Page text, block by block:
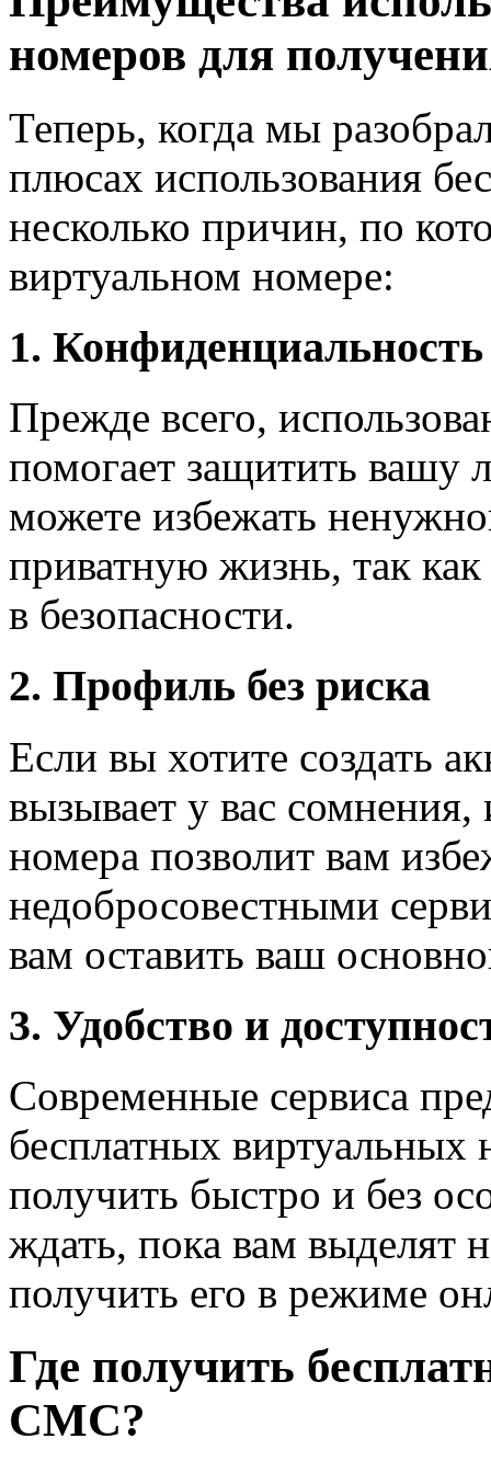
номеров для
Теперь, когда мы
плюсах использования
несколько причин, по
виртуальном номере:
1. Конфиденциальность
Прежде всего,
помогает защитить
можете избежать
приватную жизнь, так
в безопасности.
2. Профиль без риска
Если вы хотите создать
вызывает у вас сомнения,
номера позволит вам
недобросовестными
вам оставить ваш
3. Удобство и
Современные сервиса
бесплатных
получить быстро и без
ждать, пока вам выделят
получить его в режиме
Где получить
СМС?